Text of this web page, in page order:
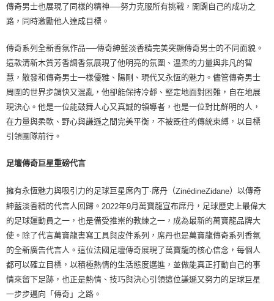
1.分期款項不併入電信帳單，「大哥付你分期」於每月結算日後寄送繳費提
醒簡訊。
2.透過簡訊連結打開帳單後，可選擇「超商條碼／台灣大直營門市／銀行轉
【注意事項】
用戶於交易時，得透過本服務購買商品或服務，並由商店將買賣／分期付款
買賣價金債權讓與本公司後，依約使用本公司帳單繳交帳款。
2.基於同意付款使用「大哥付你分期」之契約關係目的，商店將以您的個人
由本公司與您本人進行分期帳單所需資料之確認、核對及更正。
3.完整用戶服務條款，請詳閱以下連結：
【「AFTEE先享後付」結帳流程】
１．於結帳方式選擇「AFTEE先享後付」後，將跳轉至「AFTEE先享後付」
２．訂單成立數日內，您將收到繳費通知簡訊。
３．收到繳費通知簡訊後14天內，點擊此簡訊中的連結，可透過四大超商／
ATM／網路銀行／等多元方式進行付款，方視為交易完成。
※ 請注意：結帳手續完成當下不需立刻繳費，但若您需要取消訂單，請聯絡
購買商品的店家。未經商家同意取消之訂單仍視為有效，需透過AFTEE先享
後付繳納相關費用。
※ 交易是否成功請以「AFTEE先享後付 」之結帳頁面顯示為準，若有關於
是否繳費成功／繳費後需取消欲退款等相關疑問，請聯繫「AFTEE先享後付
客戶支援中心」
１．透過由恩沛科技股份有限公司提供之「AFTEE先享後付」服務完成之交
權轉讓予恩沛科技股份有限公司。
２．關於個人資料處理事宜，請瀏覽以下網址：
https://aftee.tw/terms/#terms3
３．未成年的使用者請事先徵得法定代理人或監護人之同意方可使用
「AFTEE先享後付」，若未經同意申辦者引起之損失，本公司不負相關責
任。
４．使用「AFTEE先享後付」時，將依據個別帳號之用戶狀況，依本公司即
時審查核予不同之上限額度；若仍有額度不足之情形，本公司將視審查結果
請求用戶進行身份認證。
５．嚴禁一人註冊多個帳號或使用他人資訊註冊。若發現惡意使用之情形，
恩沛科技股份有限公司將有權停止該用戶之使用額度並採取法律行動。
每筆NT$70，滿NT$899(含以上)免運費
每筆NT$70，滿NT$899(含以上)免運費
每筆NT$100，滿NT$1,000(含以上)免運費
京站台北店客服中心(1F星巴克旁) 即日起不提供京站紙袋，取件時
請自備購物袋，若需購買紙袋可現場詢問
免運費
傳奇男士也展現了同樣的精神──努力克服所有挑戰，開闢自己的成功之
路，同時激勵他人達成目標。
傳奇系列全新香氛作品──傳奇紳藍淡香精完美突顯傳奇男士的不同面貌。
這款清新木質芳香調香氛展現了他明亮的氛圍、溫柔的力量與非凡的智
慧，散發和傳奇男士一樣優雅、陽剛、現代又永恆的魅力。儘管傳奇男士
周圍的世界步調快又混亂，他卻能保持冷靜、堅定地面對困難，自在地展
現決心。他是一位能鼓舞人心又真誠的領導者，也是一位對比鮮明的人，
在力量與柔軟、野心與謙遜之間完美平衡，不被既往的傳統束縛，以目標
引領團隊前行。
足壇傳奇巨星重磅代言
擁有永恆魅力與吸引力的足球巨星席內丁·席丹（ZinédineZidane）以傳奇
紳藍淡香精的代言人回歸。 2022年9月萬寶龍宣布席丹，足球歷史上最偉大
的足球運動員之一，也是備受推崇的教練之一，成為最新的萬寶龍品牌大
使。除了代言萬寶龍書寫工具與皮件系列，席丹也是萬寶龍傳奇系列香氛
的全新廣告代言人。這位法國足壇傳奇展現了萬寶龍的核心信念，每個人
都可以確立目標，以積極熱情的生活態度邁進，並做能真正打動自己的事
情來留下足跡，也正是熱情、技巧與決心引領這位謙遜又努力的足球巨星
一步步邁向「傳奇」之路。